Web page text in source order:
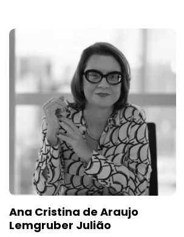
Ana Cristina de Araujo
Lemgruber Julião